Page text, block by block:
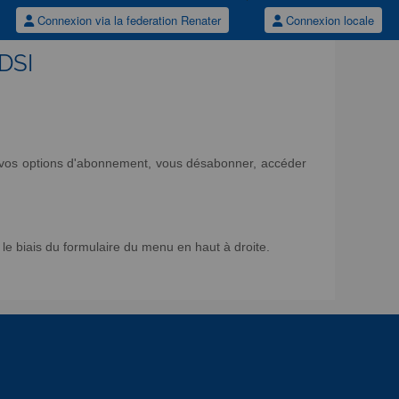
Connexion via la federation Renater Connexion locale
options d'abonnement, vous désabonner, accéder
biais du formulaire du menu en haut à droite.